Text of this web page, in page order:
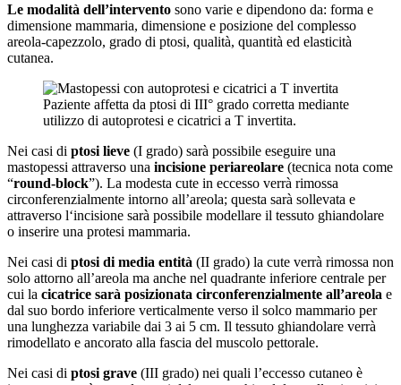
Le modalità dell’intervento sono varie e dipendono da: forma e
dimensione mammaria, dimensione e posizione del complesso
areola-capezzolo, grado di ptosi, qualità, quantità ed elasticità
cutanea.
Paziente affetta da ptosi di III° grado corretta mediante
utilizzo di autoprotesi e cicatrici a T invertita.
Nei casi di ptosi lieve (I grado) sarà possibile eseguire una
mastopessi attraverso una incisione periareolare (tecnica nota come
“round-block”). La modesta cute in eccesso verrà rimossa
circonferenzialmente intorno all’areola; questa sarà sollevata e
attraverso l‘incisione sarà possibile modellare il tessuto ghiandolare
o inserire una protesi mammaria.
Nei casi di ptosi di media entità (II grado) la cute verrà rimossa non
solo attorno all’areola ma anche nel quadrante inferiore centrale per
cui la cicatrice sarà posizionata circonferenzialmente all’areola e
dal suo bordo inferiore verticalmente verso il solco mammario per
una lunghezza variabile dai 3 ai 5 cm. Il tessuto ghiandolare verrà
rimodellato e ancorato alla fascia del muscolo pettorale.
Nei casi di ptosi grave (III grado) nei quali l’eccesso cutaneo è